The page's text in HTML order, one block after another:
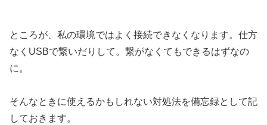
ところが、私の環境ではよく接続できなくなります。仕方
なくUSBで繋いだりして。繋がなくてもできるはずなの
に。
そんなときに使えるかもしれない対処法を備忘録として記
しておきます。